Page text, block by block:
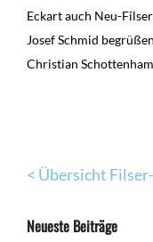
Eckart auch Neu-
Josef Schmid
Christian
< Übersicht
Neueste Beiträge